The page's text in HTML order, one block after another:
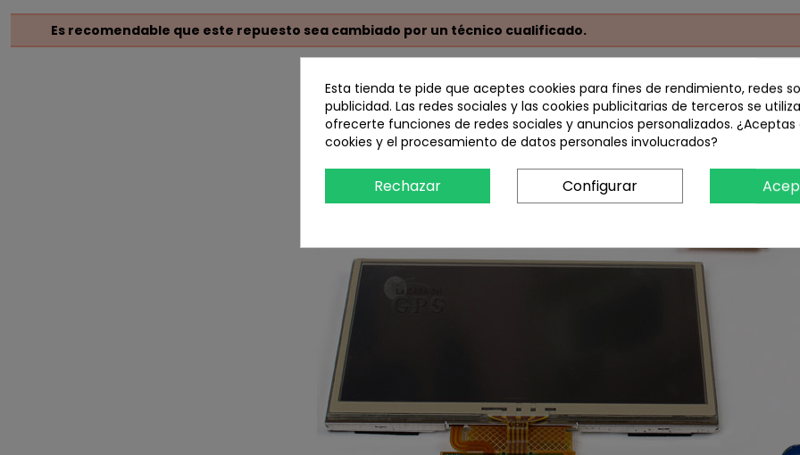
Es recomendable que este repuesto sea cambiado por un técnico cualificado.
Esta tienda te pide que aceptes cookies para fines de rendimiento, redes
publicidad. Las redes sociales y las cookies publicitarias de terceros se
ofrecerte funciones de redes sociales y anuncios personalizados. ¿Aceptas
cookies y el procesamiento de datos personales involucrados?
Rechazar Configurar